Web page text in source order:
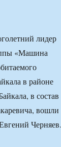
лидер
«Машина
в районе
в состав
вошли
Черняев.